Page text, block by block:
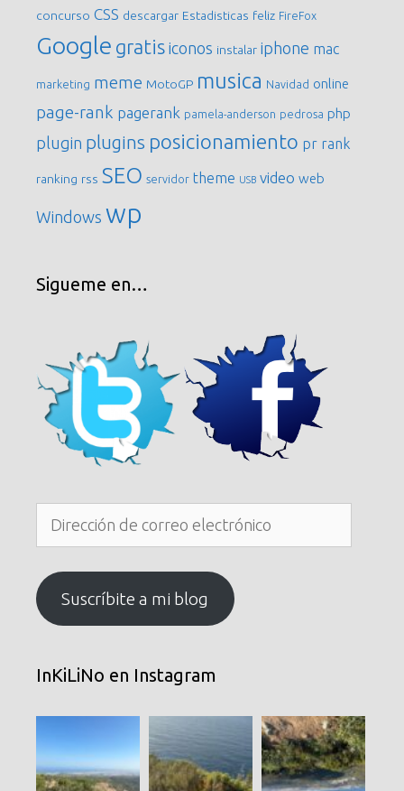
concurso CSS descargar Estadisticas feliz FireFox
Google gratis iconos instalar iphone mac
marketing meme MotoGP musica Navidad online
page-rank pagerank pamela-anderson pedrosa php
plugin plugins posicionamiento pr rank
ranking rss SEO servidor theme USB video web
Windows wp
Sigueme en…
electrónico
Suscríbite a mi blog
InKiLiNo en Instagram